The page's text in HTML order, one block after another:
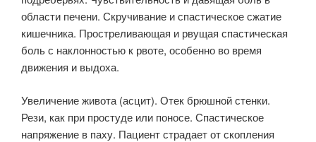
области печени. Скручивание и спастическое сжатие
кишечника. Простреливающая и рвущая спастическая
боль с наклонностью к рвоте, особенно во время
движения и выдоха.
Увеличение живота (асцит). Отек брюшной стенки.
Рези, как при простуде или поносе. Спастическое
напряжение в паху. Пациент страдает от скопления